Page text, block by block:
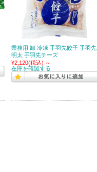
業務用 卸 冷凍 手羽先餃子 手羽先
明太 手羽先チーズ
¥2,120(税込) ～
在庫を確認する